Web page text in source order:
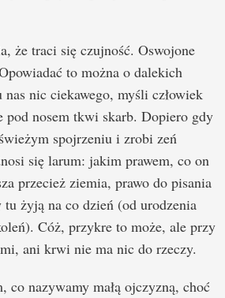
że traci się czujność. Oswojone
to można o dalekich
nic ciekawego, myśli człowiek
pod nosem tkwi skarb. Dopiero gdy
spojrzeniu i zrobi zeń
się larum: jakim prawem, co on
przecież ziemia, prawo do pisania
żyją na co dzień (od urodzenia
Cóż, przykre to może, ale przy
ani krwi nie ma nic do rzeczy.
co nazywamy małą ojczyzną, choć